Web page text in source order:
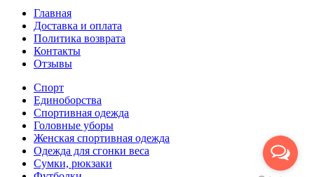
Главная
Доставка и оплата
Политика возврата
Контакты
Отзывы
Спорт
Единоборства
Cпортивная одежда
Головные уборы
Женская спортивная одежда
Одежда для сгонки веса
Сумки, рюкзаки